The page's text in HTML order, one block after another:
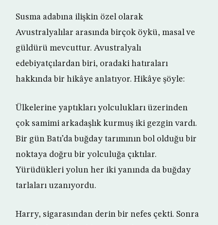
Susma adabına ilişkin özel olarak
Avustralyalılar arasında birçok öykü, masal ve
güldürü mevcuttur. Avustralyalı
edebiyatçılardan biri, oradaki hatıraları
hakkında bir hikâye anlatıyor. Hikâye şöyle:
Ülkelerine yaptıkları yolculukları üzerinden
çok samimi arkadaşlık kurmuş iki gezgin vardı.
Bir gün Batı’da buğday tarımının bol olduğu bir
noktaya doğru bir yolculuğa çıktılar.
Yürüdükleri yolun her iki yanında da buğday
tarlaları uzanıyordu.
Harry, sigarasından derin bir nefes çekti. Sonra